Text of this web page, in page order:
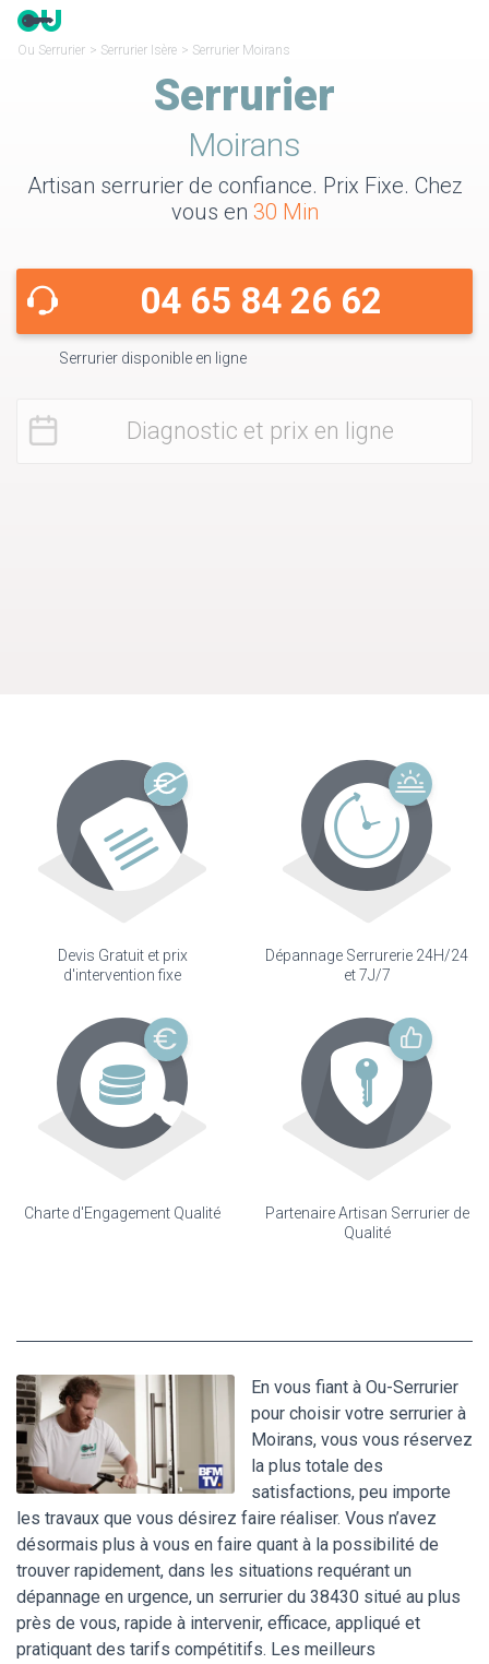
Ou Serrurier > Serrurier Isère > Serrurier Moirans
Serrurier
Moirans
Artisan serrurier de confiance. Prix Fixe. Chez
vous en 30 Min
04 65 84 26 62
Serrurier disponible en ligne
Diagnostic et prix en ligne
Devis Gratuit et prix
d'intervention fixe
Dépannage Serrurerie 24H/24
et 7J/7
Charte d'Engagement Qualité
Partenaire Artisan Serrurier de
Qualité
En vous fiant à Ou-Serrurier
pour choisir votre serrurier à
Moirans, vous vous réservez
la plus totale des
satisfactions, peu importe
les travaux que vous désirez faire réaliser. Vous n’avez
désormais plus à vous en faire quant à la possibilité de
trouver rapidement, dans les situations requérant un
dépannage en urgence, un serrurier du 38430 situé au plus
près de vous, rapide à intervenir, efficace, appliqué et
pratiquant des tarifs compétitifs. Les meilleurs